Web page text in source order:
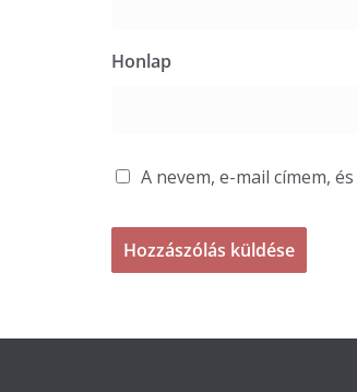
Honlap
A nevem, e-mail címem,